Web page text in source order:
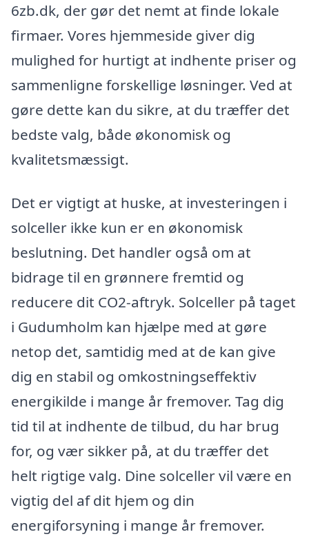
6zb.dk, der gør det nemt at finde lokale
firmaer. Vores hjemmeside giver dig
mulighed for hurtigt at indhente priser og
sammenligne forskellige løsninger. Ved at
gøre dette kan du sikre, at du træffer det
bedste valg, både økonomisk og
kvalitetsmæssigt.
Det er vigtigt at huske, at investeringen i
solceller ikke kun er en økonomisk
beslutning. Det handler også om at
bidrage til en grønnere fremtid og
reducere dit CO2-aftryk. Solceller på taget
i Gudumholm kan hjælpe med at gøre
netop det, samtidig med at de kan give
dig en stabil og omkostningseffektiv
energikilde i mange år fremover. Tag dig
tid til at indhente de tilbud, du har brug
for, og vær sikker på, at du træffer det
helt rigtige valg. Dine solceller vil være en
vigtig del af dit hjem og din
energiforsyning i mange år fremover.